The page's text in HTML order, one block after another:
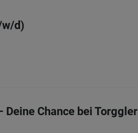
d)
Chance bei Torggler